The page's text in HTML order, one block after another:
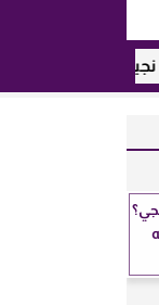
يكشف عن رأيه في